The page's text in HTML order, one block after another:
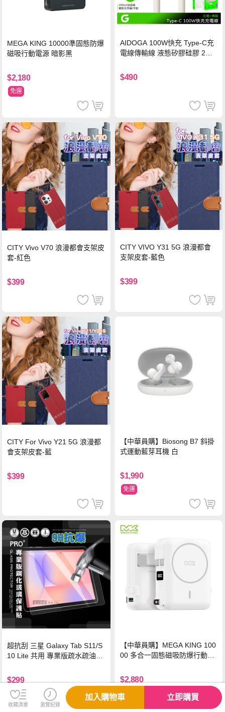
MEGA KING 10000準固態防爆
磁吸行動電源 暗影黑
$2,180
免運
AIDOGA 100W快充 Type-C充
電線傳輸線 液態矽膠硅膠 2M
$490
CITY Vivo V70 浪漫都會支架皮
套-紅色
$399
CITY VIVO Y31 5G 浪漫都會
支架皮套-藍色
$399
CITY For Vivo Y21 5G 浪漫都
會支架皮套-藍
$399
【中華員購】Biosong B7 斜掛
式運動藍芽耳機 白
$1,990
免運
超抗刮 三星 Galaxy Tab S11/S
10 Lite 共用 專業版疏水疏油9H
$299
【中華員購】MEGA KING 100
00 多合一固態磁吸防爆行動電
$2,880
免運
收藏清單 瀏覽紀錄
加入購物車 立即購買